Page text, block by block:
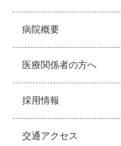
病院概要
医療関係者の方へ
採用情報
交通アクセス